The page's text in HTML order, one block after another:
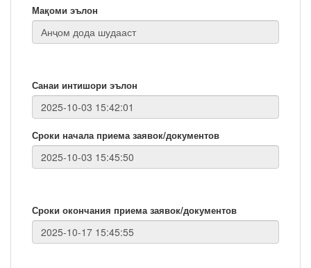
Мақоми эълон
Санаи интишори эълон
Сроки начала приема заявок/документов
Сроки окончания приема заявок/документов